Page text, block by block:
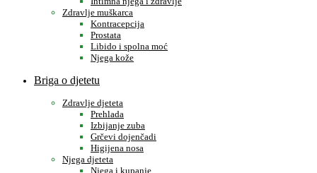
Zdravlje muškarca
Kontracepcija
Prostata
Libido i spolna moć
Njega kože
Briga o djetetu
Zdravlje djeteta
Prehlada
Izbijanje zuba
Grčevi dojenčadi
Higijena nosa
Njega djeteta
Njega i kupanje